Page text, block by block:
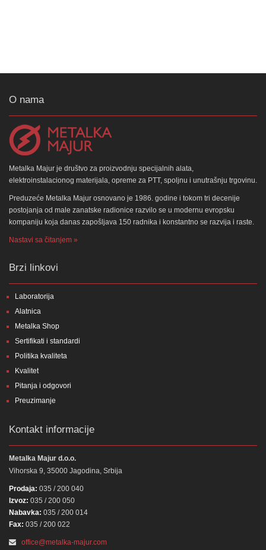
O nama
Metalka Majur je društvo za proizvodnju specijalnih alata,
elektroinstalacionog materijala, opreme za PTT, spoljnu i unutrašnju trgovinu.
Preduzeće Metalka Majur osnovano je 1986. godine i tokom tri decenije
postojanja od male zanatske radionice razvilo se u modernu evropsku
kompaniju koja danas zapošljava 150 radnika i konstantno se razvija i raste.
Nastavi sa čitanjem »
Brzi linkovi
Laboratorija
Alatnica
Metalka Shop
Sertifikati i standardi
Politika kvaliteta
Kvalitet
Pitanja i odgovori
Preuzimanje
Kontakt informacije
Metalka Majur d.o.o.
Vihorska 9, 35000 Jagodina, Srbija
Prodaja: 035 / 200 040
Izvoz: 035 / 200 050
Nabavka: 035 / 200 014
Fax: 035 / 200 022
office@metalka-majur.com